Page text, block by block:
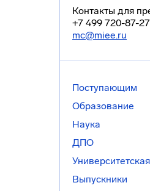
Контакты для
+7 499 720-87-27
mc@miee.ru
Поступающим
Образование
Наука
ДПО
Выпускники